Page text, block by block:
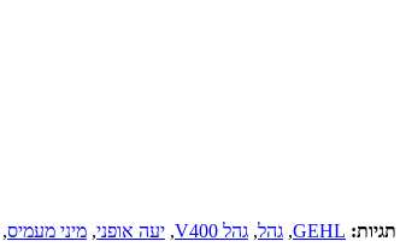
תגיות: GEHL
, גהל, גהל V400 , יעה אופני, מיני מעמיס,